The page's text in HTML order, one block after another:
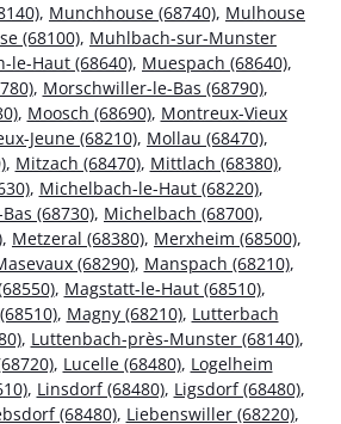
, Munchhouse (68740), Mulhouse
(68100), Muhlbach-sur-Munster
le-Haut (68640), Muespach (68640),
, Morschwiller-le-Bas (68790),
, Moosch (68690), Montreux-Vieux
Jeune (68210), Mollau (68470),
, Mitzach (68470), Mittlach (68380),
, Michelbach-le-Haut (68220),
(68730), Michelbach (68700),
, Metzeral (68380), Merxheim (68500),
(68290), Manspach (68210),
, Magstatt-le-Haut (68510),
, Magny (68210), Lutterbach
, Luttenbach-près-Munster (68140),
, Lucelle (68480), Logelheim
, Linsdorf (68480), Ligsdorf (68480),
(68480), Liebenswiller (68220),